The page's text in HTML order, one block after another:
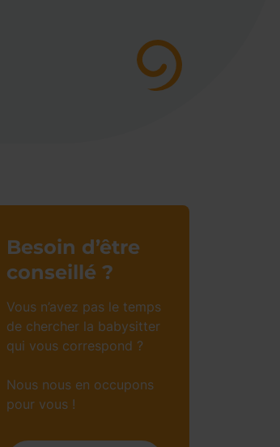
Besoin d’être
conseillé ?
Vous n’avez pas le temps
de chercher la babysitter
qui vous correspond ?
Nous nous en occupons
pour vous !